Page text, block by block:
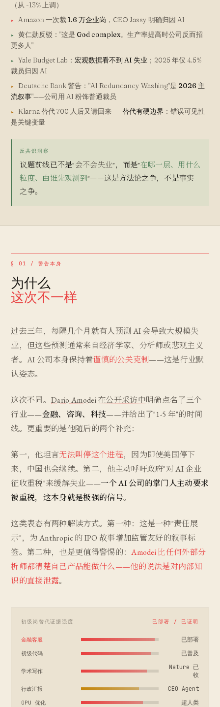
（从 -13% 上调）
▸ Amazon 一次裁1.6 万企业岗 ，CEO Jassy 明确归因 AI
▸ 黄仁勋反驳："这是 God complex。生产率提高时公司反而招
更多人"
▸ Yale Budget Lab：宏观数据看不到 AI 失业 ；2025 年仅 4.5%
裁员归因 AI
▸ Deutsche Bank 警告："AI Redundancy Washing"是 2026 主
流叙事"——公司用 AI 粉饰普通裁员
▸ Klarna 替代 700 人后又请回来——替代有硬边界 ：错误可见性
是关键变量
反共识洞察
议题前线已不是"会不会失业"，而是"在哪一层、用什么
粒度、由谁先观测到"——这是方法论之争，不是事实
之争。
§ 01 / 警告本身
为什么
这次不一样
过去三年，每隔几个月就有人预测 AI 会导致大规模失
业，但这些预测通常来自经济学家、分析师或悲观主义
者。AI 公司本身保持着谨慎的公关克制——这是行业默
认姿态。
这次不同。 Dario Amodei 在公开采访中明确点名了三个
行业——金融、咨询、科技——并给出了"1-5 年"的时间
线。更重要的是他随后的两个补充：
第一，他坦言无法叫停这个进程，因为即使美国停下
来，中国也会继续。第二，他主动呼吁政府"对 AI 企业
征收重税"来缓解失业——一个 AI 公司的掌门人主动要求
被重税，这本身就是极强的信号。
这类表态有两种解读方式。第一种：这是一种"责任展
示"，为 Anthropic 的 IPO 故事增加监管友好的叙事标
签。第二种，也是更值得警惕的：Amodei 比任何外部分
析师都清楚自己产品能做什么——他的说法是对内部知
识的直接泄露。
初级岗替代证据强度 已部署 / 已证明
金融客服 已部署
初级代码 已普及
学术写作
Nature 已
收
行政汇报 CEO Agent
GPU 优化 超人类